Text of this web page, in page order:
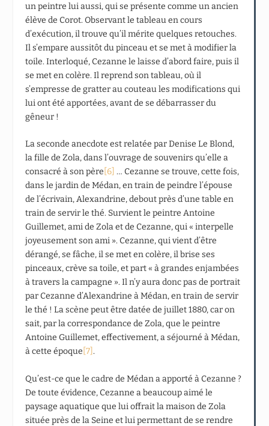
un peintre lui aussi, qui se présente comme un ancien
élève de Corot. Observant le tableau en cours
d’exécution, il trouve qu’il mérite quelques retouches.
Il s’empare aussitôt du pinceau et se met à modifier la
toile. Interloqué, Cezanne le laisse d’abord faire, puis il
se met en colère. Il reprend son tableau, où il
s’empresse de gratter au couteau les modifications qui
lui ont été apportées, avant de se débarrasser du
gêneur !
La seconde anecdote est relatée par Denise Le Blond,
la fille de Zola, dans l’ouvrage de souvenirs qu’elle a
consacré à son père [6] … Cezanne se trouve, cette fois,
dans le jardin de Médan, en train de peindre l’épouse
de l’écrivain, Alexandrine, debout près d’une table en
train de servir le thé. Survient le peintre Antoine
Guillemet, ami de Zola et de Cezanne, qui « interpelle
joyeusement son ami ». Cezanne, qui vient d’être
dérangé, se fâche, il se met en colère, il brise ses
pinceaux, crève sa toile, et part « à grandes enjambées
à travers la campagne ». Il n’y aura donc pas de portrait
par Cezanne d’Alexandrine à Médan, en train de servir
le thé ! La scène peut être datée de juillet 1880, car on
sait, par la correspondance de Zola, que le peintre
Antoine Guillemet, effectivement, a séjourné à Médan,
à cette époque [7].
Qu’est-ce que le cadre de Médan a apporté à Cezanne ?
De toute évidence, Cezanne a beaucoup aimé le
paysage aquatique que lui offrait la maison de Zola
située près de la Seine et lui permettant de se rendre